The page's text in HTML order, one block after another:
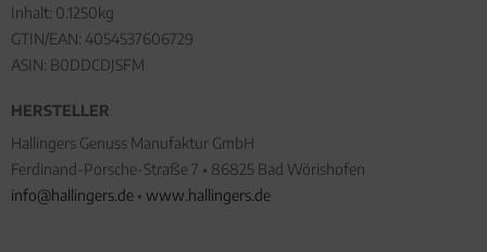
Inhalt: 0.1250kg
GTIN/EAN: 4054537606729
ASIN: B0DDCDJSFM
HERSTELLER
Hallingers Genuss Manufaktur GmbH
Ferdinand-Porsche-Straße 7 • 86825 Bad Wörishofen
info@hallingers.de • www.hallingers.de